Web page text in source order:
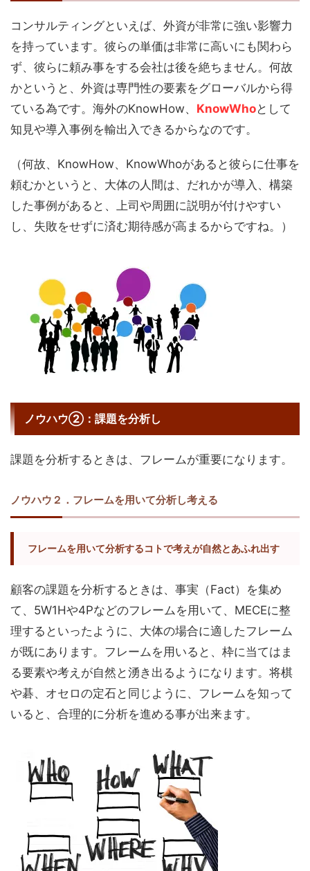
コンサルティングといえば、外資が非常に強い影響力
を持っています。彼らの単価は非常に高いにも関わら
ず、彼らに頼み事をする会社は後を絶ちません。何故
かというと、外資は専門性の要素をグローバルから得
ている為です。海外のKnowHow、 KnowWhoとして
知見や導入事例を輸出入できるからなのです。
（何故、KnowHow、KnowWhoがあると彼らに仕事を
頼むかというと、大体の人間は、だれかが導入、構築
した事例があると、上司や周囲に説明が付けやすい
し、失敗をせずに済む期待感が高まるからですね。）
ノウハウ②：課題を分析し
課題を分析するときは、フレームが重要になります。
ノウハウ２．フレームを用いて分析し考える
フレームを用いて分析するコトで考えが自然とあふれ出す
顧客の課題を分析するときは、事実（Fact）を集め
て、5W1Hや4Pなどのフレームを用いて、MECEに整
理するといったように、大体の場合に適したフレーム
が既にあります。フレームを用いると、枠に当てはま
る要素や考えが自然と湧き出るようになります。将棋
や碁、オセロの定石と同じように、フレームを知って
いると、合理的に分析を進める事が出来ます。